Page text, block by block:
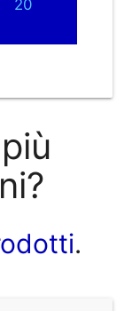
20
.